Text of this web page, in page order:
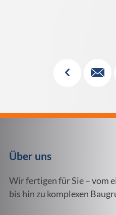
✓ 
Über uns
Wir fertigen für Sie – vom
bis hin zu komplexen